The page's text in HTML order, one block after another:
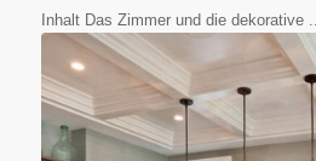
Inhalt Das Zimmer und die dekorative ...